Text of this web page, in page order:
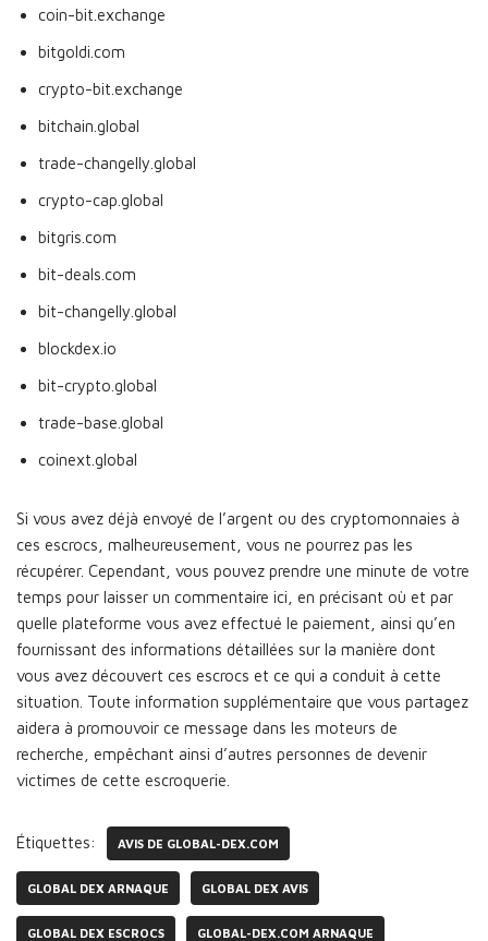
coin-bit.exchange
bitgoldi.com
crypto-bit.exchange
bitchain.global
trade-changelly.global
crypto-cap.global
bitgris.com
bit-deals.com
bit-changelly.global
blockdex.io
bit-crypto.global
trade-base.global
coinext.global
Si vous avez déjà envoyé de l’argent ou des cryptomonnaies à
ces escrocs, malheureusement, vous ne pourrez pas les
récupérer. Cependant, vous pouvez prendre une minute de votre
temps pour laisser un commentaire ici, en précisant où et par
quelle plateforme vous avez effectué le paiement, ainsi qu’en
fournissant des informations détaillées sur la manière dont
vous avez découvert ces escrocs et ce qui a conduit à cette
situation. Toute information supplémentaire que vous partagez
aidera à promouvoir ce message dans les moteurs de
recherche, empêchant ainsi d’autres personnes de devenir
victimes de cette escroquerie.
Étiquettes: AVIS DE GLOBAL-DEX.COM
GLOBAL DEX ARNAQUE GLOBAL DEX AVIS
GLOBAL DEX ESCROCS GLOBAL-DEX.COM ARNAQUE